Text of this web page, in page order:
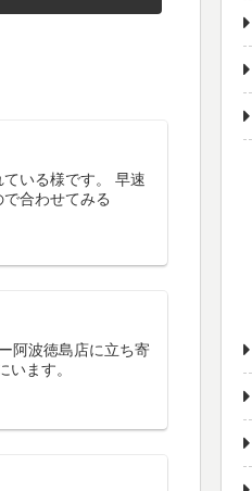
いる様です。 早速
合わせてみる
阿波徳島店に立ち寄
ます。